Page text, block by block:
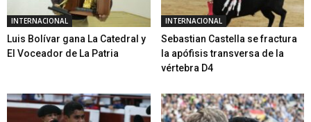
INTERNACIONAL
Luis Bolívar gana La Catedral y
El Voceador de La Patria
INTERNACIONAL
Sebastian Castella se fractura
la apófisis transversa de la
vértebra D4